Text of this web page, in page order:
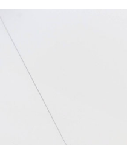
باشند و اثر گزاری خود را از
و یا نشان دهنده ی پرسپیکتیو و